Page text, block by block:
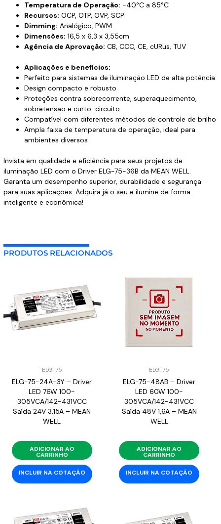
Temperatura de Operação: -40°C a 85°C
Recursos: OCP, OTP, OVP, SCP
Dimming: Analógico, PWM
Dimensões: 16,5 x 6,3 x 3,55cm
Agência de Aprovação: CB, CCC, CE, cURus, TUV
Aplicações e benefícios:
Perfeito para sistemas de iluminação LED de alta potência
Design compacto e robusto
Proteções contra sobrecorrente, superaquecimento,
sobretensão e curto-circuito
Compatível com diferentes métodos de controle de brilho
Ampla faixa de temperatura de operação, ideal para
ambientes diversos
Invista em qualidade e eficiência para seus projetos de
iluminação LED com o Driver ELG-75-36B da MEAN WELL.
Garanta um desempenho superior, durabilidade e segurança
para suas aplicações. Adquira já o seu e ilumine de forma
inteligente e econômica!
PRODUTOS RELACIONADOS
ELG-75
ELG-75-24A-3Y – Driver
LED 76W 100-
305VCA/142-431VCC
Saída 24V 3,15A – MEAN
WELL
ADICIONAR AO
CARRINHO
INCLUIR NA COTAÇÃO
ELG-75
ELG-75-48AB – Driver
LED 60W 100-
305VCA/142-431VCC
Saída 48V 1,6A – MEAN
WELL
ADICIONAR AO
CARRINHO
INCLUIR NA COTAÇÃO